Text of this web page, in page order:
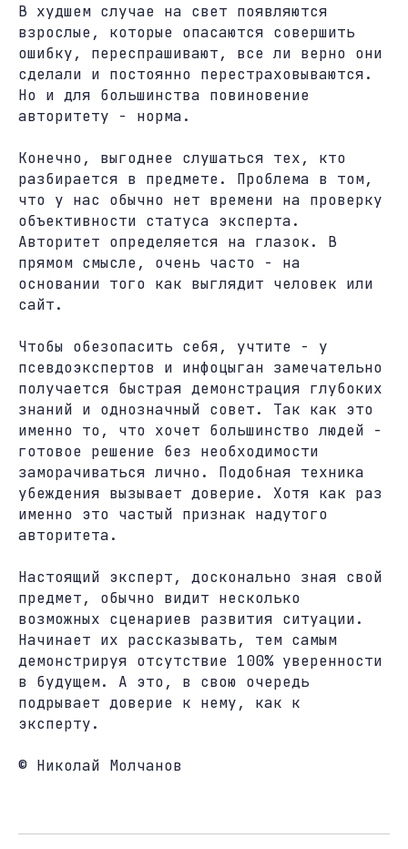
В худшем случае на свет появляются
взрослые, которые опасаются совершить
ошибку, переспрашивают, все ли верно они
сделали и постоянно перестраховываются.
Но и для большинства повиновение
авторитету - норма.
Конечно, выгоднее слушаться тех, кто
разбирается в предмете. Проблема в том,
что у нас обычно нет времени на проверку
объективности статуса эксперта.
Авторитет определяется на глазок. В
прямом смысле, очень часто - на
основании того как выглядит человек или
сайт.
Чтобы обезопасить себя, учтите - у
псевдоэкспертов и инфоцыган замечательно
получается быстрая демонстрация глубоких
знаний и однозначный совет. Так как это
именно то, что хочет большинство людей -
готовое решение без необходимости
заморачиваться лично. Подобная техника
убеждения вызывает доверие. Хотя как раз
именно это частый признак надутого
авторитета.
Настоящий эксперт, досконально зная свой
предмет, обычно видит несколько
возможных сценариев развития ситуации.
Начинает их рассказывать, тем самым
демонстрируя отсутствие 100% уверенности
в будущем. А это, в свою очередь
подрывает доверие к нему, как к
эксперту.
© Николай Молчанов